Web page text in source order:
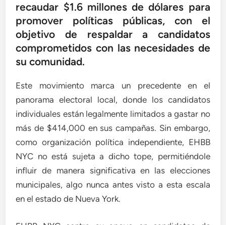
recaudar $1.6 millones de dólares para
promover políticas públicas, con el
objetivo de respaldar a candidatos
comprometidos con las necesidades de
su comunidad.
Este movimiento marca un precedente en el
panorama electoral local, donde los candidatos
individuales están legalmente limitados a gastar no
más de $414,000 en sus campañas. Sin embargo,
como organización política independiente, EHBB
NYC no está sujeta a dicho tope, permitiéndole
influir de manera significativa en las elecciones
municipales, algo nunca antes visto a esta escala
en el estado de Nueva York.